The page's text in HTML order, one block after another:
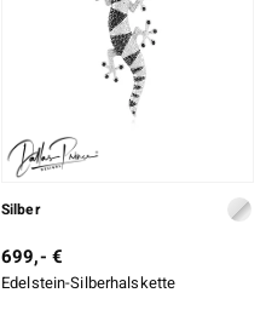
Silber
699,- €
Edelstein-Silberhalskette